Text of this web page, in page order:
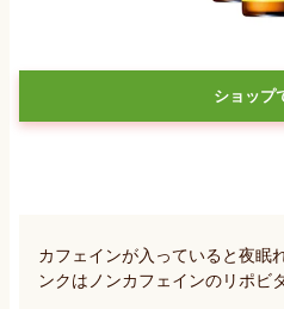
ショップ
カフェインが入っていると夜眠
ンクはノンカフェインのリポビ